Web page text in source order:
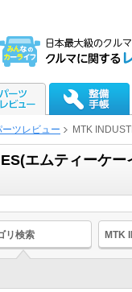
ーツレビュー MTK
エムティーケ
リ検索 MTK